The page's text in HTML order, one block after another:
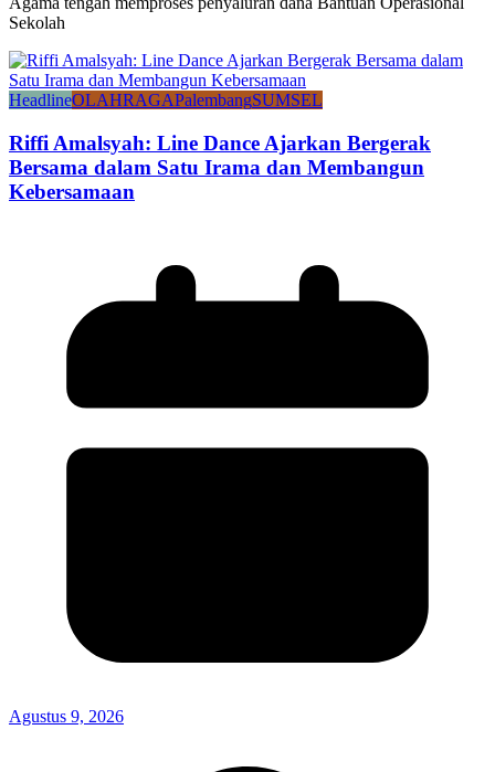
Sekolah
HeadlineOLAHRAGAPalembangSUMSEL
Riffi Amalsyah: Line Dance Ajarkan Bergerak
Bersama dalam Satu Irama dan Membangun
Kebersamaan
Agustus 9, 2026